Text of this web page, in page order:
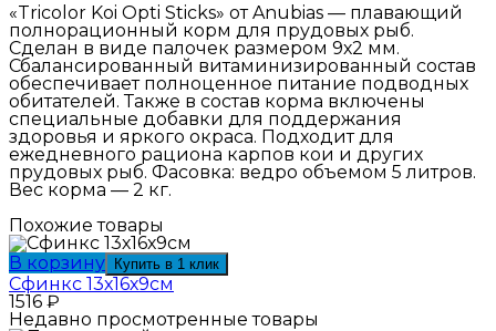
«Tricolor Koi Opti Sticks» от Anubias — плавающий
полнорационный корм для прудовых рыб.
Сделан в виде палочек размером 9х2 мм.
Сбалансированный витаминизированный состав
обеспечивает полноценное питание подводных
обитателей. Также в состав корма включены
специальные добавки для поддержания
здоровья и яркого окраса. Подходит для
ежедневного рациона карпов кои и других
прудовых рыб. Фасовка: ведро объемом 5 литров.
Вес корма — 2 кг.
Похожие товары
В корзину Купить в 1 клик
Сфинкс 13х16х9см
1516 ₽
Недавно просмотренные товары